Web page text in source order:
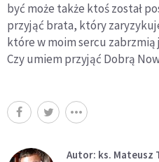
być może także ktoś został
przyjąć brata, który
które w moim sercu zabrzmią
Czy umiem przyjąć Dobrą
Autor: ks. Mateusz